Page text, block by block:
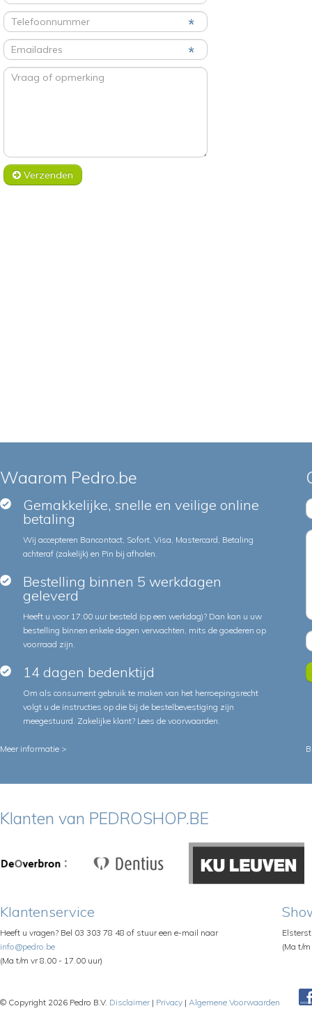
Verzenden
Waarom Pedro.be
Gemakkelijke, snelle en veilige online
betaling
Wij accepteren Bancontact, Sofort, Visa, Mastercard, Betaling
achteraf (zakelijk) en Pin bij afhalen.
Bestelling binnen 5 werkdagen
geleverd
Heeft u voor 17:00 uur besteld (op een werkdag)? Dan kan u uw
bestelling binnen enkele dagen verwachten, mits de goederen op
voorraad zijn.
14 dagen bedenktijd
Om als consument gebruik te maken van het herroepingsrecht
volgt u de instructies op die bij de bestelbevestiging zijn
meegestuurd. Zakelijke klant? Lees de voorwaarden.
Meer informatie >
Klanten van PEDROSHOP.BE
Klantenservice
Heeft u vragen? Bel 03 303 78 48 of stuur een e-mail naar
info@pedro.be
(Ma t/m vr 8.00 - 17.00 uur)
(Ma t/
© Copyright 2026 Pedro B.V. Disclaimer| Privacy | Algemene Voorwaarden